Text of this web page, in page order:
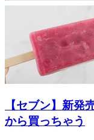
【セブン】新発
から買っちゃう